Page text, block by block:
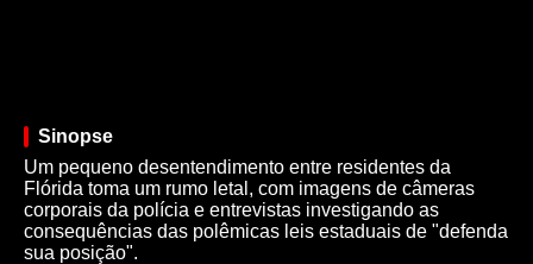
Sinopse
Um pequeno desentendimento entre residentes da
Flórida toma um rumo letal, com imagens de câmeras
corporais da polícia e entrevistas investigando as
consequências das polêmicas leis estaduais de "defenda
sua posição".